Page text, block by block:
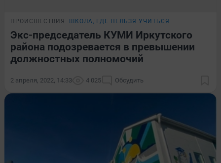
ПРОИСШЕСТВИЯ ШКОЛА, ГДЕ НЕЛЬЗЯ УЧИТЬСЯ
Экс-председатель КУМИ Иркутского
района подозревается в превышении
должностных полномочий
2 апреля, 2022, 14:33 4 025 Обсудить